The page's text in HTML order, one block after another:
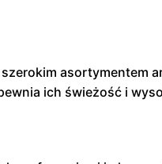
asortymentem
ich świeżość i